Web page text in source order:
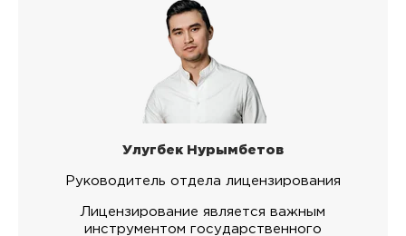
Улугбек Нурымбетов
Руководитель отдела лицензирования
Лицензирование является важным
инструментом государственного